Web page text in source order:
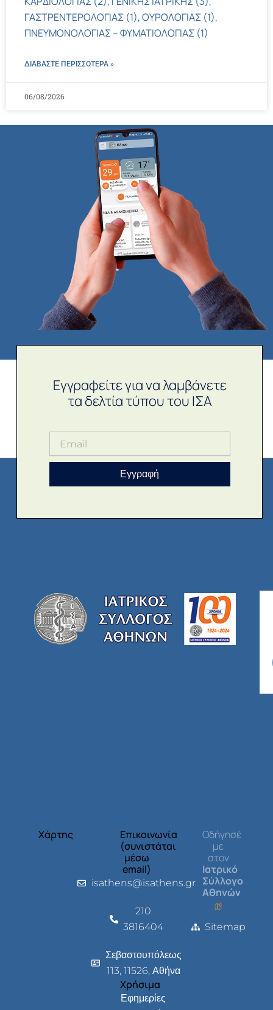
ΓΑΣΤΡΕΝΤΕΡΟΛΟΓΙΑΣ (1), ΟΥΡΟΛΟΓΙΑΣ (1),
ΠΝΕΥΜΟΝΟΛΟΓΙΑΣ – ΦΥΜΑΤΙΟΛΟΓΙΑΣ (1)
ΔΙΑΒΑΣΤΕ ΠΕΡΙΣΣΌΤΕΡΑ »
06/08/2026
Εγγραφείτε για να λαμβάνετε
τα δελτία τύπου του ΙΣΑ
Εγγραφή
Χάρτης
Επικοινωνία
(συνιστάται
μέσω
email)
isathens@isathens.gr
210
3816404
Σεβαστουπόλεως
113, 11526, Αθήνα
Χρήσιμα
Εφημερίες
Οδήγησέ
με
στον
Ιατρικό
Σύλλογο
Αθηνών
Sitemap